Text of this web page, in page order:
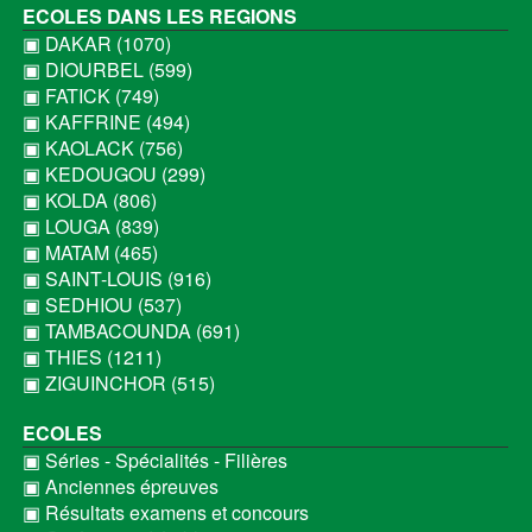
ECOLES DANS LES REGIONS
▣ DAKAR (1070)
▣ DIOURBEL (599)
▣ FATICK (749)
▣ KAFFRINE (494)
▣ KAOLACK (756)
▣ KEDOUGOU (299)
▣ KOLDA (806)
▣ LOUGA (839)
▣ MATAM (465)
▣ SAINT-LOUIS (916)
▣ SEDHIOU (537)
▣ TAMBACOUNDA (691)
▣ THIES (1211)
▣ ZIGUINCHOR (515)
ECOLES
▣ Séries - Spécialités - Filières
▣ Anciennes épreuves
▣ Résultats examens et concours